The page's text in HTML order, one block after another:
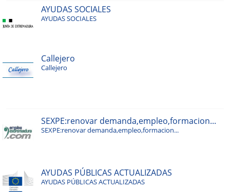
AYUDAS SOCIALES
AYUDAS SOCIALES
Callejero
Callejero
SEXPE:renovar demanda,empleo,formacion...
SEXPE:renovar demanda,empleo,formacion...
AYUDAS PÚBLICAS ACTUALIZADAS
AYUDAS PÚBLICAS ACTUALIZADAS